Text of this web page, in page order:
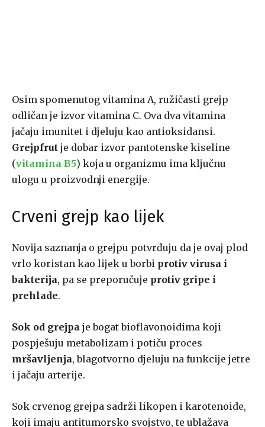
Osim spomenutog vitamina A, ružičasti grejp
odličan je izvor vitamina C. Ova dva vitamina
jačaju imunitet i djeluju kao antioksidansi.
Grejpfrut je dobar izvor pantotenske kiseline
(vitamina B5) koja u organizmu ima ključnu
ulogu u proizvodnji energije.
Crveni grejp kao lijek
Novija saznanja o grejpu potvrđuju da je ovaj plod
vrlo koristan kao lijek u borbi protiv virusa i
bakterija, pa se preporučuje protiv gripe i
prehlade.
Sok od grejpa je bogat bioflavonoidima koji
pospješuju metabolizam i potiču proces
mršavljenja, blagotvorno djeluju na funkcije jetre
i jačaju arterije.
Sok crvenog grejpa sadrži likopen i karotenoide,
koji imaju antitumorsko svojstvo, te ublažava